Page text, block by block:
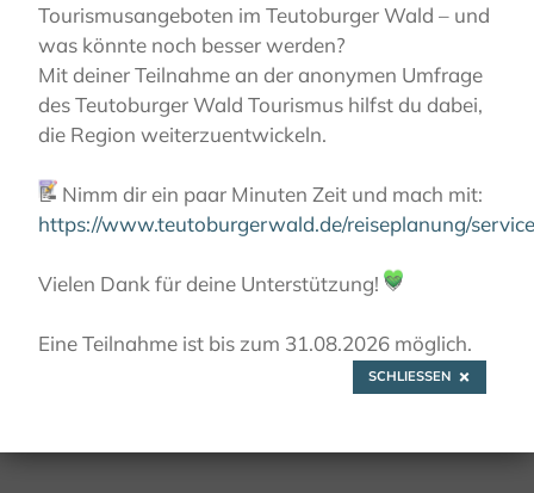
Höxter- Dem
Wasserdrachen auf der
Spur
AKTIVITÄTEN WANDERN
LIEBLINGSTOUREN
© Teutoburger wald Tourismus / D. Ketz
Tourismusangeboten im Teutoburger Wald – und
was könnte noch besser werden?
Mit deiner Teilnahme an der anonymen Umfrage
des Teutoburger Wald Tourismus hilfst du dabei,
die Region weiterzuentwickeln.
📝 Nimm dir ein paar Minuten Zeit und mach mit:
https://www.teutoburgerwald.de/reiseplanung/
Vielen Dank für deine Unterstützung! 💚
Eine Teilnahme ist bis zum 31.08.2026 möglich.
SCHLIESSEN